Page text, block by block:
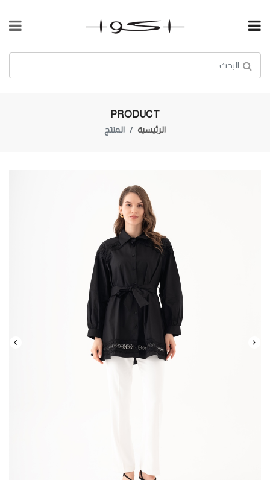
PRODUCT
الرئيسية المنتج